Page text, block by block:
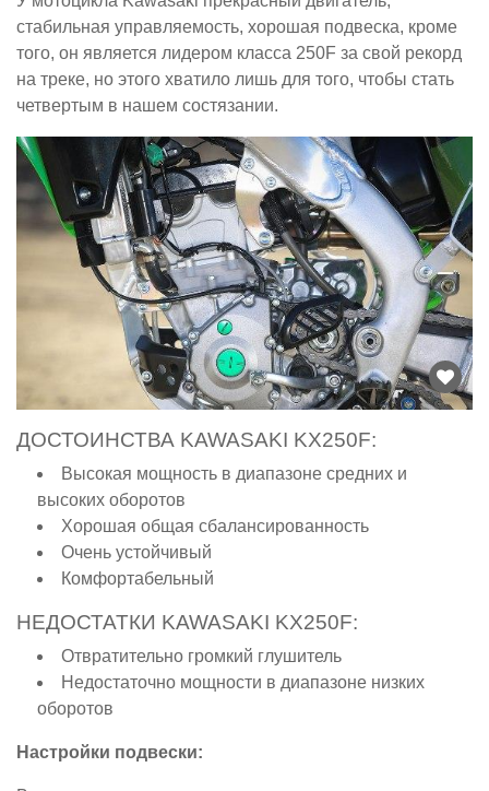
стабильная управляемость, хорошая подвеска, кроме
того, он является лидером класса 250F за свой рекорд
на треке, но этого хватило лишь для того, чтобы стать
четвертым в нашем состязании.
ДОСТОИНСТВА KAWASAKI KX250F:
Высокая мощность в диапазоне средних и
высоких оборотов
Хорошая общая сбалансированность
Очень устойчивый
Комфортабельный
НЕДОСТАТКИ KAWASAKI KX250F:
Отвратительно громкий глушитель
Недостаточно мощности в диапазоне низких
оборотов
Настройки подвески: